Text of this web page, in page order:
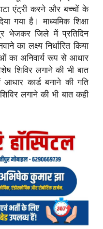
एंट्री करने और बच्चों के
गया है। माध्यमिक शिक्षा
भेजकर जिले में प्रतिदिन
का लक्ष्य निर्धारित किया
का अनिवार्य रूप से आधार
शिविर लगाने की भी बात
कार्ड बनाने की गति
लगाने की भी बात कही